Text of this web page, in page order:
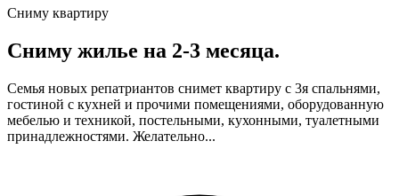
Сниму квартиру
Сниму жилье на 2-3 месяца.
Семья новых репатриантов снимет квартиру с 3я спальнями,
гостиной с кухней и прочими помещениями, оборудованную
мебелью и техникой, постельными, кухонными, туалетными
принадлежностями. Желательно...